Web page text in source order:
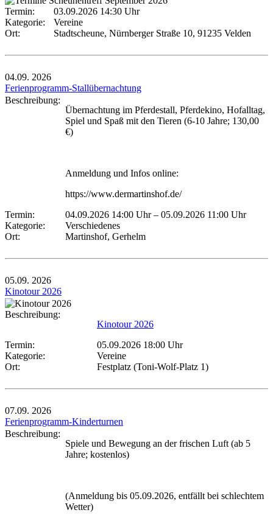
Termin:
03.09.2026 14:30 Uhr
Kategorie:
Vereine
Ort:
Stadtscheune, Nürnberger Straße 10, 91235 Velden
04.09. 2026
Ferienprogramm-Stallübernachtung
Beschreibung:
Übernachtung im Pferdestall, Pferdekino, Hofalltag,
Spiel und Spaß mit den Tieren (6-10 Jahre; 130,00
€)
Anmeldung und Infos online:
https://www.dermartinshof.de/
Termin:
04.09.2026 14:00 Uhr– 05.09.2026 11:00 Uhr
Kategorie:
Verschiedenes
Ort:
Martinshof, Gerhelm
05.09. 2026
Kinotour 2026
Beschreibung:
Kinotour 2026
Termin:
05.09.2026 18:00 Uhr
Kategorie:
Vereine
Ort:
Festplatz (Toni-Wolf-Platz 1)
07.09. 2026
Ferienprogramm-Kinderturnen
Beschreibung:
Spiele und Bewegung an der frischen Luft (ab 5
Jahre; kostenlos)
(Anmeldung bis 05.09.2026, entfällt bei schlechtem
Wetter)